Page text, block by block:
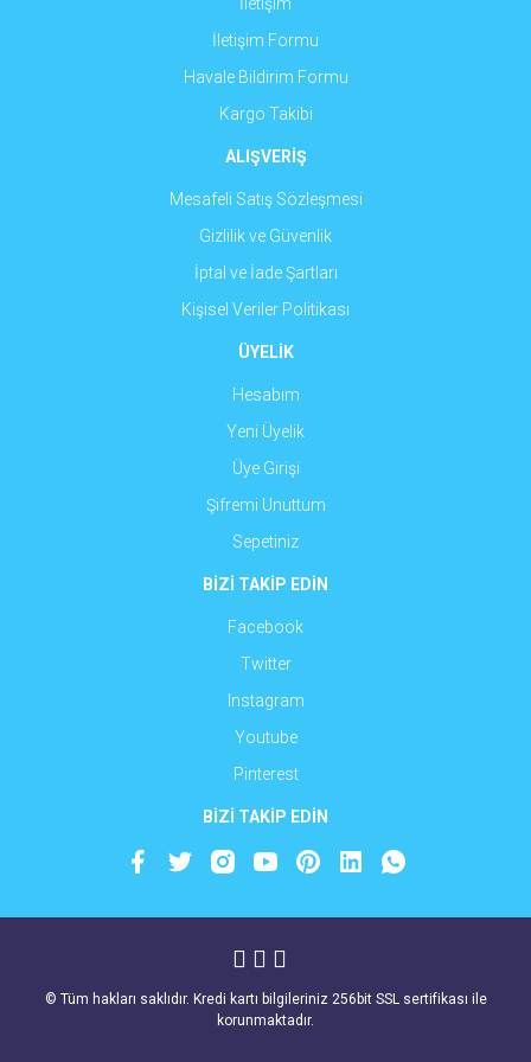
Gönder
İletişim Formu
Havale Bildirim Formu
Kargo Takibi
ALIŞVERİŞ
Mesafeli Satış Sözleşmesi
Gizlilik ve Güvenlik
İptal ve İade Şartları
Kişisel Veriler Politikası
ÜYELİK
Hesabım
Yeni Üyelik
Üye Girişi
Şifremi Unuttum
Sepetiniz
BİZİ TAKİP EDİN
Facebook
Twitter
Instagram
Youtube
Pinterest
BİZİ TAKİP EDİN
© Tüm hakları saklıdır. Kredi kartı bilgileriniz 256bit SSL sertifikası ile
korunmaktadır.